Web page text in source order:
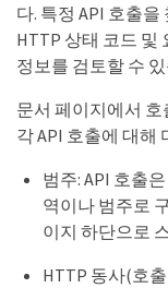
다. 특정 API 호출
HTTP 상태 코드 및
정보를 검토할 수
문서 페이지에서
각 API 호출에 대해
범주: API 호출
역이나 범주로
이지 하단으로
HTTP 동사(호